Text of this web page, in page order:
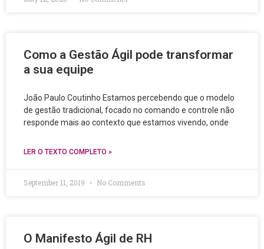
Como a Gestão Ágil pode transformar
a sua equipe
João Paulo Coutinho Estamos percebendo que o modelo
de gestão tradicional, focado no comando e controle não
responde mais ao contexto que estamos vivendo, onde
LER O TEXTO COMPLETO »
September 11, 2019 No Comments
O Manifesto Ágil de RH